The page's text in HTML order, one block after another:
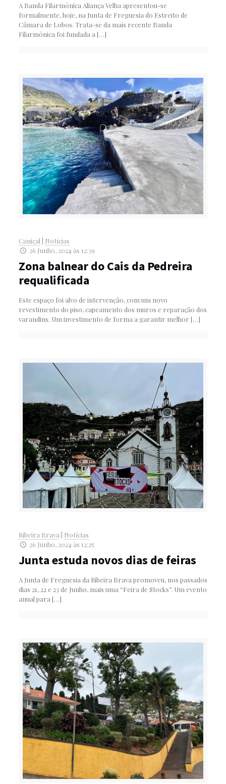
A Banda Filarmónica Aliança Velha apresentou-se
formalmente, hoje, na Junta de Freguesia do Estreito de
Câmara de Lobos. Trata-se da mais recente Banda
Filarmónica foi fundada a […]
Caniçal| Notícias
26 Junho, 2024 às 12:39
Zona balnear do Cais da Pedreira
requalificada
Este espaço foi alvo de intervenção, com um novo
revestimento do piso, capeamento dos muros e reparação dos
varandins. Um investimento de forma a garantir melhor […]
Ribeira Brava
Notícias
26 Junho, 2024 às 12:25
Junta estuda novos dias de feiras
A Junta de Freguesia da Ribeira Brava promoveu, nos passados
dias 21, 22 e 23 de Junho, mais uma “Feira de Stocks”. Um evento
anual para […]